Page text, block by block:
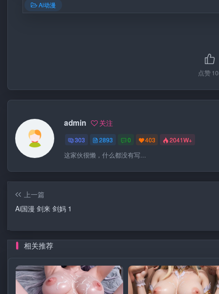
Ai动漫
点赞
admin 关注
303 2893 0 403 2041W+
这家伙很懒，什么都没有写...
上一篇
Ai国漫 剑来 剑妈 1
相关推荐